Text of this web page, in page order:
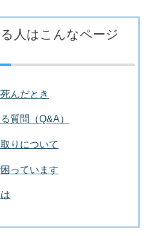
人はこんなページ
んだとき
質問（Q&A）
りについて
っています